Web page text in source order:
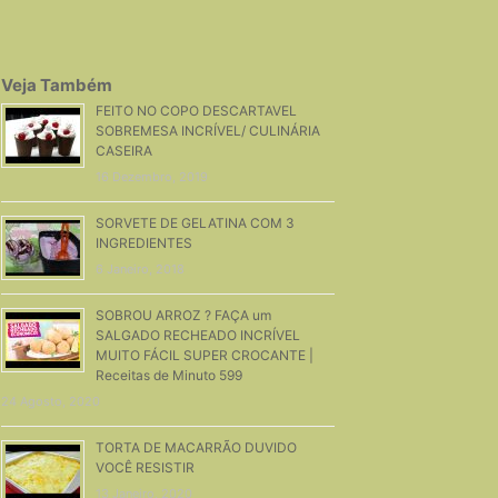
Veja Também
FEITO NO COPO DESCARTAVEL
SOBREMESA INCRÍVEL/ CULINÁRIA
CASEIRA
16 Dezembro, 2019
SORVETE DE GELATINA COM 3
INGREDIENTES
6 Janeiro, 2018
SOBROU ARROZ ? FAÇA um
SALGADO RECHEADO INCRÍVEL
MUITO FÁCIL SUPER CROCANTE |
Receitas de Minuto 599
24 Agosto, 2020
TORTA DE MACARRÃO DUVIDO
VOCÊ RESISTIR
13 Janeiro, 2020